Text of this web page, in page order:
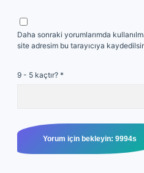
Daha sonraki yorumlarımda
site adresim bu tarayıcıya
9 - 5 kaçtır? *